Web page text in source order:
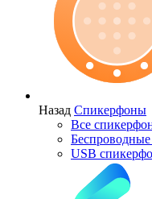
Назад Спикерфоны
Все
USB